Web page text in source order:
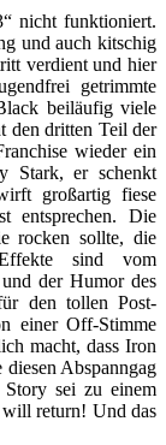
nicht funktioniert.
und auch kitschig
verdient und hier
getrimmte
beiläufig viele
den dritten Teil der
wieder ein
Stark, er schenkt
großartig fiese
entsprechen. Die
rocken sollte, die
sind vom
der Humor des
den tollen Post-
einer Off-Stimme
macht, dass Iron
Abspanngag
sei zu einem
return! Und das